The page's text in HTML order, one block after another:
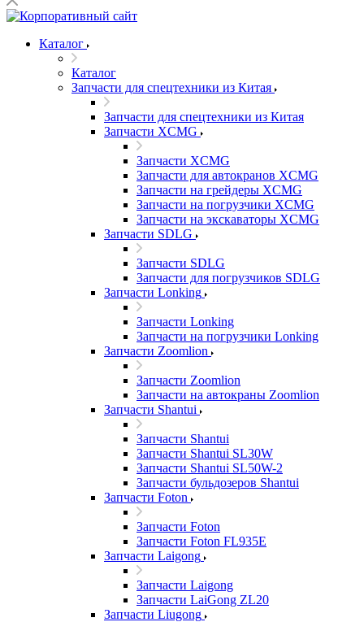
Каталог
Каталог
Запчасти для спецтехники из Китая
Запчасти для спецтехники из Китая
Запчасти XCMG
Запчасти XCMG
Запчасти для автокранов XCMG
Запчасти на грейдеры XCMG
Запчасти на погрузчики XCMG
Запчасти на экскаваторы XCMG
Запчасти SDLG
Запчасти SDLG
Запчасти для погрузчиков SDLG
Запчасти Lonking
Запчасти Lonking
Запчасти на погрузчики Lonking
Запчасти Zoomlion
Запчасти Zoomlion
Запчасти на автокраны Zoomlion
Запчасти Shantui
Запчасти Shantui
Запчасти Shantui SL30W
Запчасти Shantui SL50W-2
Запчасти бульдозеров Shantui
Запчасти Foton
Запчасти Foton
Запчасти Foton FL935E
Запчасти Laigong
Запчасти Laigong
Запчасти LaiGong ZL20
Запчасти Liugong